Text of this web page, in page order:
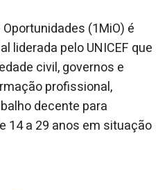
(1MiO) é
liderada pelo UNICEF que
civil, governos e
profissional,
decente para
14 a 29 anos em situação